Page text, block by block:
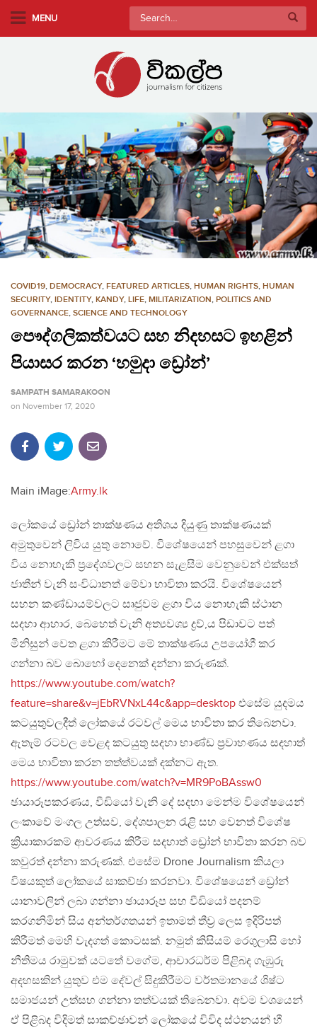
m
i
n
c
o
n
t
e
MENU
Search
for:
COVID19, DEMOCRACY, FEATURED ARTICLES, HUMAN RIGHTS, HUMAN
SECURITY, IDENTITY, KANDY, LIFE, MILITARIZATION, POLITICS AND
GOVERNANCE, SCIENCE AND TECHNOLOGY
පෞද්ගලිකත්වයට සහ නිදහසට ඉහළින්
පියාසර කරන ‘හමුදා ඩ්‍රෝන්’
SAMPATH SAMARAKOON
on November 17, 2020
Main iMage:Army.lk
ලෝකයේ ඩ්‍රෝන් තාක්ෂණය අතිශය දියුණු තාක්ෂණයක්
අමුතුවෙන් ලිවිය යුතු නොවේ. විශේෂයෙන් පහසුවෙන් ළගා
විය නොහැකි ප්‍රදේශවලට සහන සැළසීම වෙනුවෙන් එක්සත්
ජාතීන් වැනි සංවිධානත් මේවා භාවිතා කරයි. විශේෂයෙන්
සහන කණ්ඩායම්වලට සෘජුවම ළගා විය නොහැකි ස්ථාන
සදහා ආහාර, බෙහෙත් වැනි අත්‍යවශ්‍ය ද්‍රව්‍,ය පිඩාවට පත්
මිනිසුන් වෙත ළගා කිරීමට මේ තාක්ෂණය උපයෝගී කර
ගන්නා බව බොහෝ දෙනෙක් දන්නා කරුණක්.
https://www.youtube.com/watch?
feature=share&v=jEbRVNxL44c&app=desktop එසේම යුදමය
කටයුතුවලදීත් ලෝකයේ රටවල් මෙය භාවිතා කර තිබෙනවා.
ඇතැම් රටවල වෙළද කටයුතු සදහා භාණ්ඩ ප්‍රවාහණය සදහාත්
මෙය භාවිතා කරන තත්ත්වයක් දක්නට ඇත.
https://www.youtube.com/watch?v=MR9PoBAssw0
ඡායාරූපකරණය, වීඩියෝ වැනි දේ සදහා මෙන්ම විශේෂයෙන්
ලංකාවේ මංගල උත්සව, දේශපාලන රැළි සහ වෙනත් විශේෂ
ක්‍රියාකාරකම් ආවරණය කිරීම සදහාත් ඩ්‍රෝන් භාවිතා කරන බව
කවුරත් දන්නා කරුණක්. එසේම Drone Journalism කියලා
විෂයකුත් ලෝකයේ සාකච්ඡා කරනවා. විශේෂයෙන් ඩ්‍රෝන්
යානාවලින් ලබා ගන්නා ඡායාරූප සහ වීඩියෝ පදනම්
කරගනිමින් සිය අන්තර්ගතයන් ඉතාමත් තීව්‍ර ලෙස ඉදිරිපත්
කිරීමත් මෙහි වැදගත් කොටසක්. නමුත් කිසියම් රෙගුලාසි හෝ
නීතිමය රාමුවක් යටතේ වගේම, ආචාරධර්ම පිළිබද ගැඹුරු
අදහසකින් යුතුව එම දේවල් සිදුකිරීමට වර්තමානයේ ශිෂ්ට
සමාජයන් උත්සහ ගන්නා තත්වයක් තිබෙනවා. අවම වශයෙන්
ඒ පිළිබද විදිමත් සාකච්ඡාවන් ලෝකයේ විවිද ස්ථනයන් හී